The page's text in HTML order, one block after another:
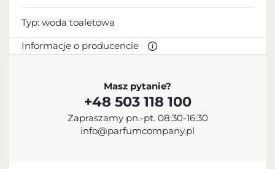
Typ: woda toaletowa
Informacje o producencie
Cartier International AG
+33 1 58 18 11 11
contact@cartier.com
Masz pytanie?
+48 503 118 100
Zapraszamy pn.-pt. 08:30-16:30
info@parfumcompany.pl